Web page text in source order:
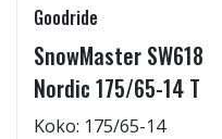
Goodride
SnowMaster SW618
Nordic 175/65-14 T
Koko: 175/65-14